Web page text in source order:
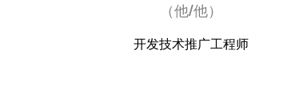
（他/他）
开发技术推广工程师